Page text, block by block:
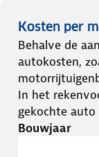
Kosten per
Behalve de
autokosten,
In het
gekochte
Bouwjaar